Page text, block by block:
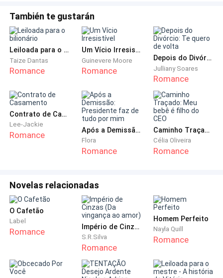
Essa é a minha oportunidade.
Chegou sua liberdade Pand.
Por alguma razão, quando o advogado dos meus pais
me deixou ciente do valor que tinham guardado, eu
nunca mexi. Mesmo precisando diversas vezes.
Inconscientemente, algo me alertava que aquele
dinheiro seria usado em uma extrema necessidade.
devido a minha dupla cidadania, podia entrar na
Inglaterra sem precisar de um visto temporário.
Novamente agradeço aos meus pais, por me
ensinaram seu idioma desde nova, seria muito útil
agora.
Rapidamente entrei na internet, localizei uma
passagem ainda hoje e reservei um hotel. Depois de
También te gustarán
Leiloada para o bilionário
Taize Dantas
Romance
Um Vício Irresistível
Guinevere Moore
Romance
Depois do Divórcio: Te quero de volta
Julliany Soares
Romance
Contrato de Casamento
Lee-Jackie
Romance Após a Demissão: Presidente faz de tudo por mim
Flora
Romance
Caminho Traçado: Meu bebê é filho do CEO
Célia Oliveira
Romance
Novelas relacionadas
O Cafetão
Label
Romance Império de Cinzas (Da vingança ao amor)
S.R.Silva
Romance
Homem Perfeito
Nayla Quill
Romance